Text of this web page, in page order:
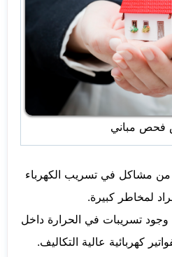
فحص مباني
من مشاكل في تسريب الكهرباء
لمخاطر كبيرة.
تسريبات في الحرارة داخل
كهربائية عالية التكاليف.